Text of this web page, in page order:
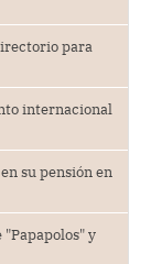
para
internacional
su pensión en
y